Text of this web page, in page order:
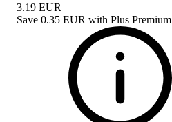
3.19 EUR
Save 0.35 EUR with Plus Premium